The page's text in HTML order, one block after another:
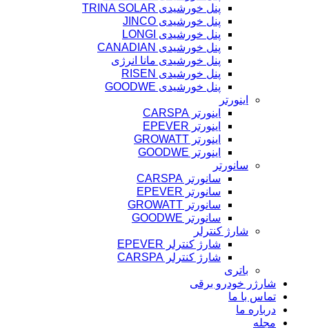
پنل خورشیدی TRINA SOLAR
پنل خورشیدی JINCO
پنل خورشیدی LONGI
پنل خورشیدی CANADIAN
پنل خورشیدی مانا انرژی
پنل خورشیدی RISEN
پنل خورشیدی GOODWE
اینورتر
اینورتر CARSPA
اینورتر EPEVER
اینورتر GROWATT
اینورتر GOODWE
سانورتر
سانورتر CARSPA
سانورتر EPEVER
سانورتر GROWATT
سانورتر GOODWE
شارژ کنترلر
شارژ کنترلر EPEVER
شارژ کنترلر CARSPA
باتری
شارژر خودرو برقی
تماس با ما
درباره ما
مجله